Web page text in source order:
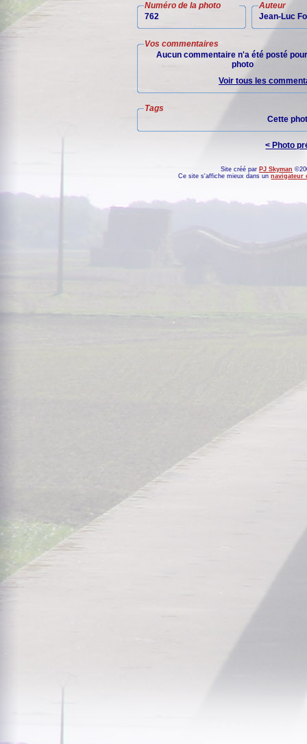
Numéro de la photo
762
Auteur
Jean-Luc
Vos commentaires
Aucun commentaire n'a été posté
photo
Voir tous les
Tags
Cette
< Photo
Site créé par PJ Skyman
Ce site s'affiche mieux dans unnavigateur